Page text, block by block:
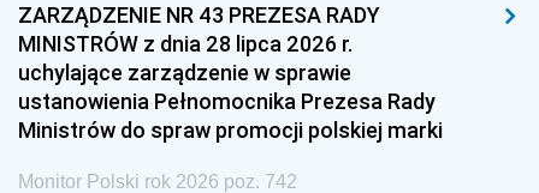
ZARZĄDZENIE NR 43 PREZESA RADY
MINISTRÓW z dnia 28 lipca 2026 r.
uchylające zarządzenie w sprawie
ustanowienia Pełnomocnika Prezesa Rady
Ministrów do spraw promocji polskiej marki
Monitor Polski rok 2026 poz. 742